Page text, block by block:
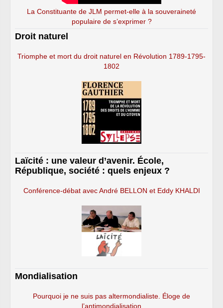
La Constituante de JLM permet-elle à la souveraineté
populaire de s’exprimer ?
Droit naturel
Triomphe et mort du droit naturel en Révolution 1789-1795-
1802
Laïcité : une valeur d’avenir. École,
République, société : quels enjeux ?
Conférence-débat avec André BELLON et Eddy KHALDI
Mondialisation
Pourquoi je ne suis pas altermondialiste. Éloge de
l’antimondialisation